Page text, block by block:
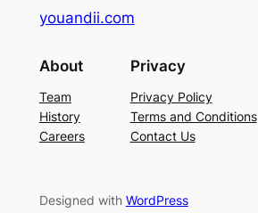
youandii.com
About
Team
History
Careers
Privacy
Privacy Policy
Terms and Conditions
Contact Us
Designed with WordPress